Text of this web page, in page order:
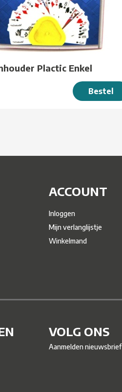
Plactic Enkel
Bestel
ACCOUNT
Inloggen
Mijn verlanglijstje
Winkelmand
VOLG ONS
Aanmelden nieuwsbrief